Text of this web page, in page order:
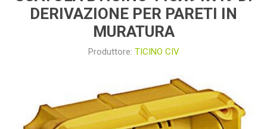
DERIVAZIONE PER PARETI IN
MURATURA
Produttore: TICINO CIV